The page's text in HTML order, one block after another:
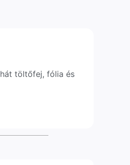
töltőfej, fólia és